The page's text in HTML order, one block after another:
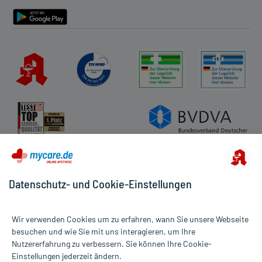
Alle Preise gelten inkl. MwSt., ggf. zzgl. Versandkosten
Informationen auf dieser Website werden ausschließlich für
Datenschutz- und Cookie-Einstellungen
Wir verwenden Cookies um zu erfahren, wann Sie unsere Webseite
besuchen und wie Sie mit uns interagieren, um Ihre
Nutzererfahrung zu verbessern. Sie können Ihre Cookie-
Einstellungen jederzeit ändern.